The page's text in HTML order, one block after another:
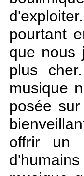
pourtant
que nous
plus
musique
posée
offrir un